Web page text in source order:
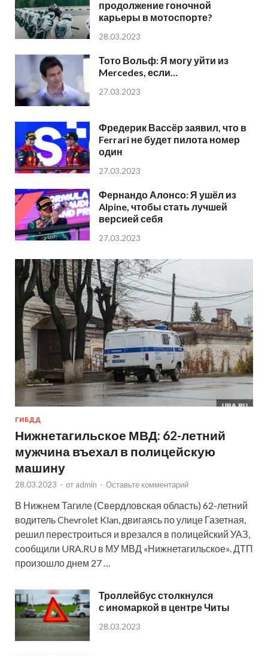
продолжение гоночной
карьеры в мотоспорте?
28.03.2023
Тото Вольф: Я могу уйти из
Mercedes, если…
27.03.2023
Фредерик Вассёр заявил, что в
Ferrari не будет пилота номер
один
27.03.2023
Фернандо Алонсо: Я ушёл из
Alpine, чтобы стать лучшей
версией себя
27.03.2023
ГИБДД
Нижнетагильское МВД: 62-летний
мужчина въехал в полицейскую
машину
28.03.2023 - от admin - Оставьте комментарий
В Нижнем Тагиле (Свердловская область) 62-летний
водитель Chevrolet Klan, двигаясь по улице Газетная,
решил перестроиться и врезался в полицейский УАЗ,
сообщили URA.RU в МУ МВД «Нижнетагильское». ДТП
произошло днем 27 …
Троллейбус столкнулся
с иномаркой в центре Читы
28.03.2023